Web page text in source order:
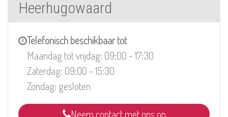
Heerhugowaard
Telefonisch beschikbaar tot
Maandag tot vrijdag: 09:00 - 17:30
Zaterdag: 09:00 - 15:30
Zondag: gesloten
Neem contact met ons op